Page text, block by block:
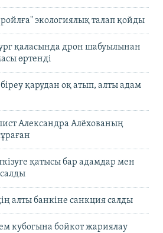
экологиялық талап қойды
қаласында дрон шабуылынан
өртенді
қарудан оқ атып, алты адам
Александра Алёхованың
қатысы бар адамдар мен
алты банкіне санкция салды
кубогына бойкот жариялау